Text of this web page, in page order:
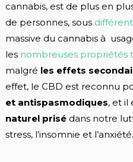
cannabis, est de plus en
de personnes, sous
massive du cannabis à
lesnombreuses propriétés
malgré les effets
effet, le CBD est reconnu
et antispasmodiques, et il
naturel prisédans notre
stress, l’insomnie et l’anxiété.